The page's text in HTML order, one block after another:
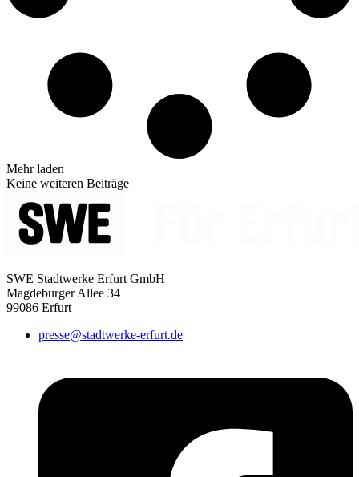
Mehr laden
Keine weiteren Beiträge
SWE Stadtwerke Erfurt GmbH
Magdeburger Allee 34
99086 Erfurt
presse@stadtwerke-erfurt.de